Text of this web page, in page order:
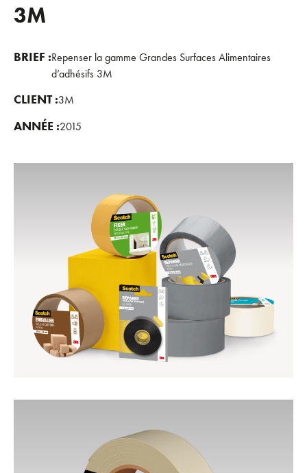
3M
BRIEF :Repenser la gamme Grandes Surfaces Alimentaires
d’adhésifs 3M
CLIENT :3M
ANNÉE :2015